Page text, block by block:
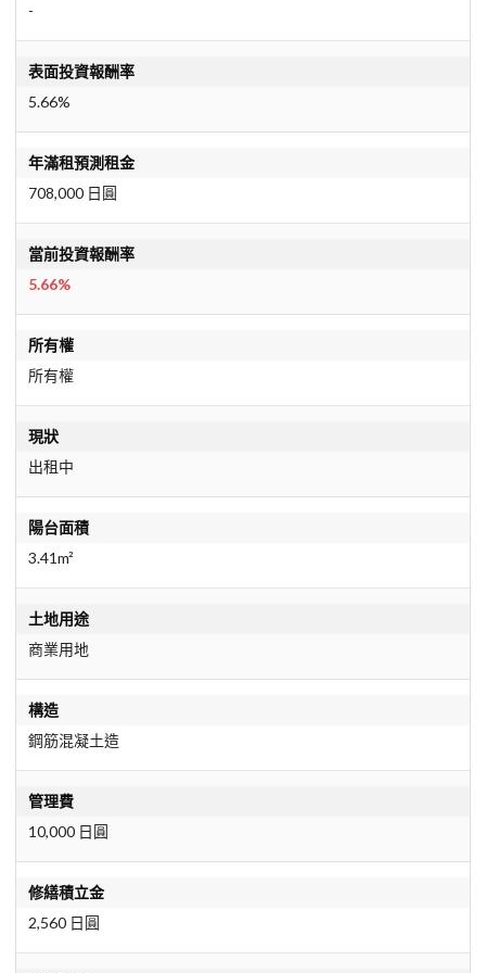
-
表面投資報酬率
5.66%
年滿租預測租金
708,000 日圓
當前投資報酬率
5.66%
所有權
所有權
現狀
出租中
陽台面積
3.41m²
土地用途
商業用地
構造
鋼筋混凝土造
管理費
10,000 日圓
修繕積立金
2,560 日圓